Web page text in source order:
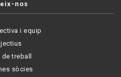
nos
i equip
treball
sòcies